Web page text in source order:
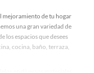
mejoramiento de tu hogar
una gran variedad de
los espacios que desees
cocina, baño, terraza,